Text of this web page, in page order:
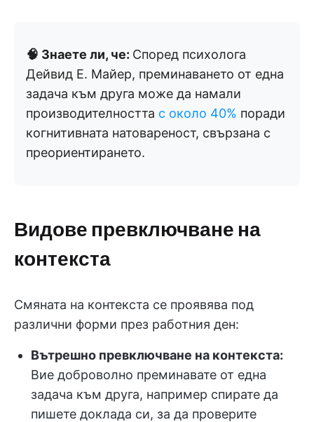
🧠 Знаете ли, че: Според психолога
Дейвид Е. Майер, преминаването от една
задача към друга може да намали
производителността с около 40% поради
когнитивната натовареност, свързана с
преориентирането.
Видове превключване на
контекста
Смяната на контекста се проявява под
различни форми през работния ден:
Вътрешно превключване на контекста:
Вие доброволно преминавате от една
задача към друга, например спирате да
пишете доклада си, за да проверите